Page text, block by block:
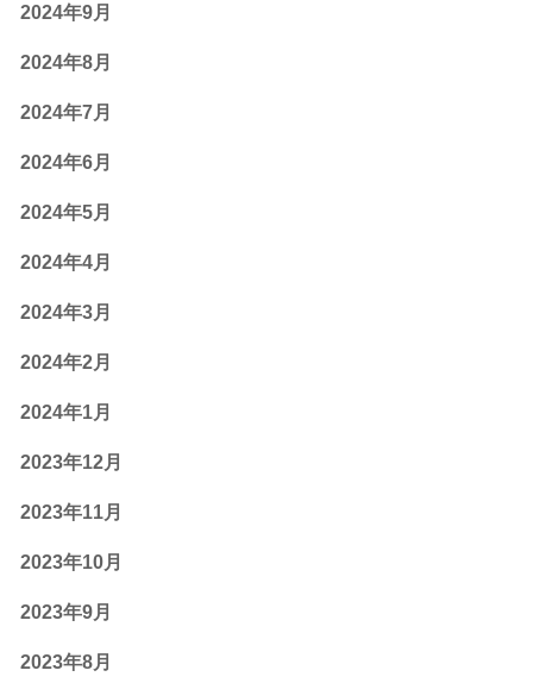
2024年9月
2024年8月
2024年7月
2024年6月
2024年5月
2024年4月
2024年3月
2024年2月
2024年1月
2023年12月
2023年11月
2023年10月
2023年9月
2023年8月